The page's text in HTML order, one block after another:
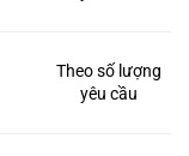
Theo số lượng
yêu cầu